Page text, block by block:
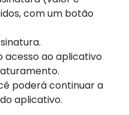
FREQUENTES
SENHA
com um botão
acesso ao aplicativo
poderá continuar a
aplicativo.